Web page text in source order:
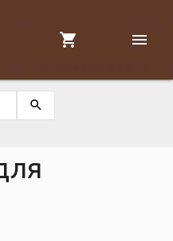
shopping_cart menu
search